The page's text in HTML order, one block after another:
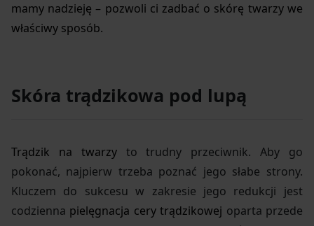
mamy nadzieję – pozwoli ci zadbać o skórę twarzy we
właściwy sposób.
Skóra trądzikowa pod lupą
Trądzik na twarzyto trudny przeciwnik. Aby go
pokonać, najpierw trzeba poznać jego słabe strony.
Kluczem do sukcesu w zakresie jego redukcji jest
codzienna pielęgnacja cery trądzikowej oparta przede